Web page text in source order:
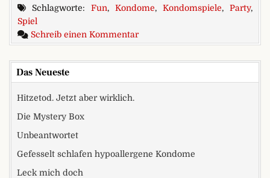
Schlagworte: Fun, Kondome, Kondomspiele, Party,
Spiel
Schreib einen Kommentarzu Lass mal gucken
Das Neueste
Hitzetod. Jetzt aber wirklich.
Die Mystery Box
Unbeantwortet
Gefesselt schlafen hypoallergene Kondome
Leck mich doch